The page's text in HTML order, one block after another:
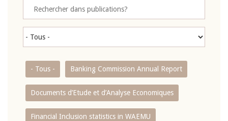
- Tous - Banking Commission Annual Report
Documents d’Etude et d’Analyse Economiques
Financial Inclusion statistics in WAEMU